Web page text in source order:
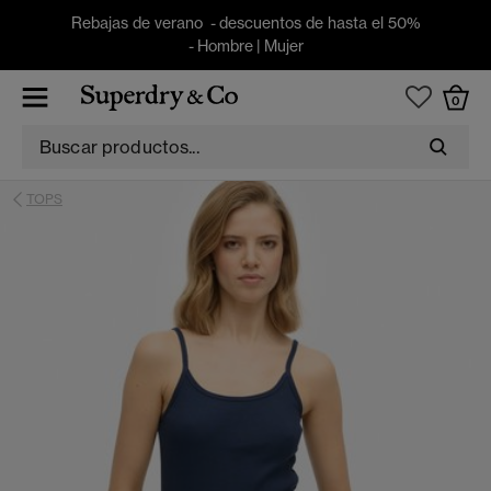
Rebajas de verano - descuentos de hasta el 50%
- Hombre| Mujer
0
TOPS